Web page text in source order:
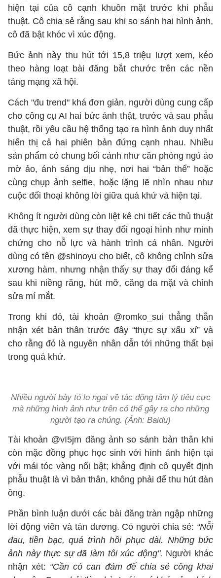
hiện tại của cô cạnh khuôn mặt trước khi phẫu
thuật. Cô chia sẻ rằng sau khi so sánh hai hình ảnh,
cô đã bật khóc vì xúc động.
Bức ảnh này thu hút tới 15,8 triệu lượt xem, kéo
theo hàng loạt bài đăng bắt chước trên các nền
tảng mạng xã hội.
Cách "đu trend" khá đơn giản, người dùng cung cấp
cho công cụ AI hai bức ảnh thật, trước và sau phẫu
thuật, rồi yêu cầu hệ thống tạo ra hình ảnh duy nhất
hiển thị cả hai phiên bản đứng cạnh nhau. Nhiều
sản phẩm có chung bối cảnh như căn phòng ngủ ảo
mờ ảo, ánh sáng dịu nhẹ, nơi hai “bản thể” hoặc
cùng chụp ảnh selfie, hoặc lặng lẽ nhìn nhau như
cuộc đối thoại không lời giữa quá khứ và hiện tại.
Không ít người dùng còn liệt kê chi tiết các thủ thuật
đã thực hiện, xem sự thay đổi ngoại hình như minh
chứng cho nỗ lực và hành trình cá nhân. Người
dùng có tên @shinoyu cho biết, cô không chỉnh sửa
xương hàm, nhưng nhận thấy sự thay đổi đáng kể
sau khi niềng răng, hút mỡ, căng da mặt và chỉnh
sửa mí mắt.
Trong khi đó, tài khoản @romko_sui thẳng thắn
nhận xét bản thân trước đây “thực sự xấu xí” và
cho rằng đó là nguyên nhân dẫn tới những thất bại
trong quá khứ.
Nhiều người bày tỏ lo ngại về tác động tâm lý tiêu cực
mà những hình ảnh như trên có thể gây ra cho những
người tạo ra chúng. (Ảnh: Baidu)
Tài khoản @vI5jm đăng ảnh so sánh bản thân khi
còn mặc đồng phục học sinh với hình ảnh hiện tại
với mái tóc vàng nổi bật; khẳng định cô quyết định
phẫu thuật là vì bản thân, không phải để thu hút đàn
ông.
Phần bình luận dưới các bài đăng tràn ngập những
lời động viên và tán dương. Có người chia sẻ: “Nỗi
đau, tiền bạc, quá trình hồi phục dài. Những bức
ảnh này thực sự đã làm tôi xúc động". Người khác
nhận xét: “Cần có can đảm để chia sẻ công khai